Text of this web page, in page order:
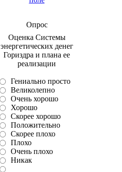
Опрос
Оценка Системы
энергетических денег
Гориздра и плана ее
реализации
Гениально просто
Великолепно
Очень хорошо
Хорошо
Скорее хорошо
Положительно
Скорее плохо
Плохо
Очень плохо
Никак